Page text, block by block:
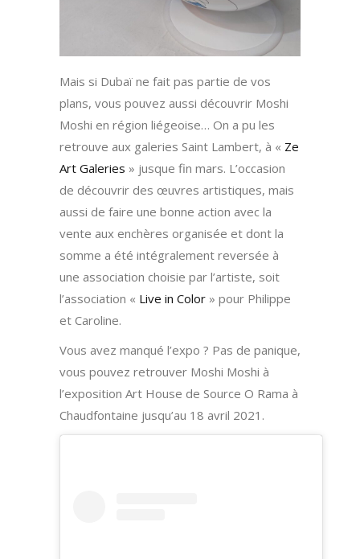
Mais si Dubaï ne fait pas partie de vos
plans, vous pouvez aussi découvrir Moshi
Moshi en région liégeoise… On a pu les
retrouve aux galeries Saint Lambert, à « Ze
Art Galeries » jusque fin mars. L’occasion
de découvrir des œuvres artistiques, mais
aussi de faire une bonne action avec la
vente aux enchères organisée et dont la
somme a été intégralement reversée à
une association choisie par l’artiste, soit
l’association « Live in Color » pour Philippe
et Caroline.
Vous avez manqué l’expo ? Pas de panique,
vous pouvez retrouver Moshi Moshi à
l’exposition Art House de Source O Rama à
Chaudfontaine jusqu’au 18 avril 2021.